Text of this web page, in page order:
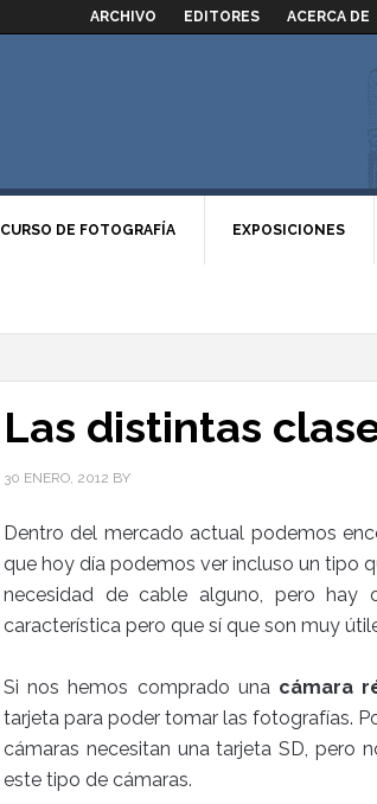
ARCHIVO EDITORES ACERCA DE
CURSO DE FOTOGRAFÍA EXPOSICIONES
Las distintas
30 ENERO, 2012 BY
Dentro del mercado actual podemos
que hoy día podemos ver incluso un tipo
necesidad de cable alguno, pero
característica pero que sí que son muy
Si nos hemos comprado una cámara
tarjeta para poder tomar las fotografías.
cámaras necesitan una tarjeta SD, pero
este tipo de cámaras.